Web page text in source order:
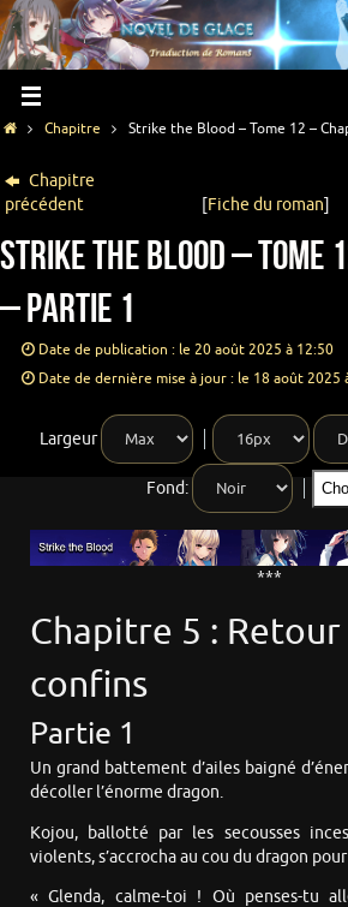
Chapitre Strike the Blood – Tome 12 –
Chapitre
précédent
[Fiche du roman]
Strike the Blood – Tome
– Partie 1
Date de publication : le 20 août 2025 à 12:50
Date de dernière mise à jour : le 18 août 2025
Largeur
Fond:
***
Chapitre 5 : Retour
confins
Partie 1
Un grand battement d’ailes baigné
décoller l’énorme dragon.
Kojou, ballotté par les secousses
violents, s’accrocha au cou du dragon
« Glenda, calme-toi ! Où penses-tu